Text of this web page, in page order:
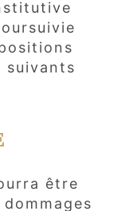
suivants
être